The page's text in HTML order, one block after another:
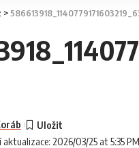
>
aktualizace: 2026/03/25 at 5:35 PM